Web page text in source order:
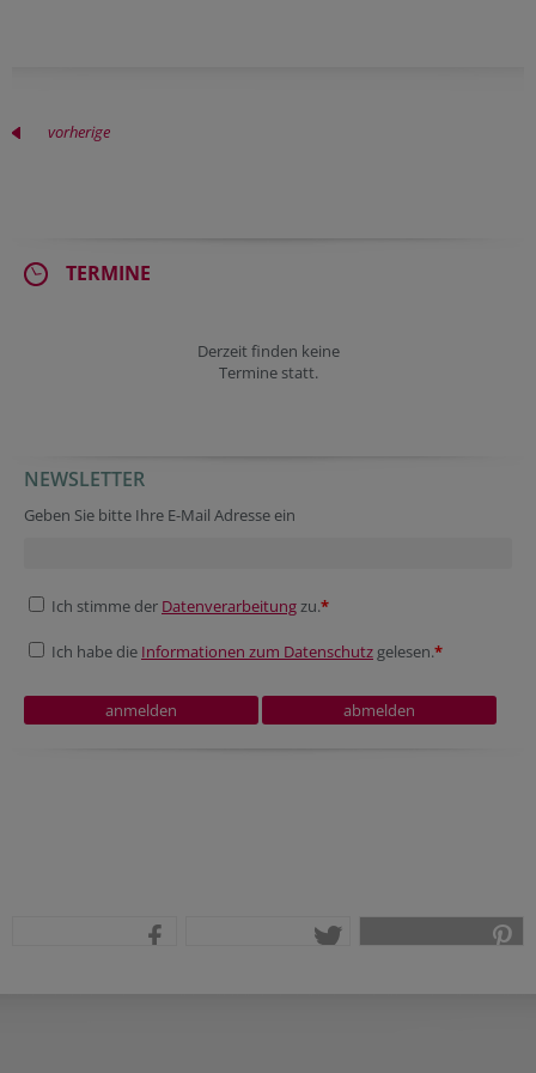
vorherige
TERMINE
Derzeit finden keine
Termine statt.
Tracking ID
URL
Fax
Homepage
Verification code
Security token
NEWSLETTER
Geben Sie bitte Ihre E-Mail Adresse ein
Ich stimme der Datenverarbeitungzu.*
Ich habe die Informationen zum Datenschutz gelesen.*